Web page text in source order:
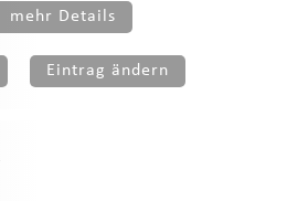
mehr Details
Eintrag ändern